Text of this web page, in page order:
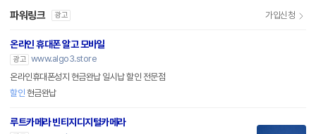
파워링크 광고 가입신청
온라인 휴대폰 알고 모바일
광고 www.algo3.store
온라인휴대폰성지 현금완납 일시납 할인 전문점
할인 현금완납
루트카메라 빈티지디지털카메라